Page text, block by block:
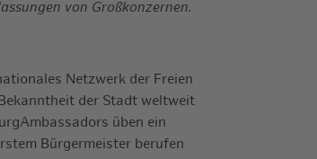
von Großkonzernen.
Netzwerk der Freien
der Stadt weltweit
üben ein
Bürgermeister berufen